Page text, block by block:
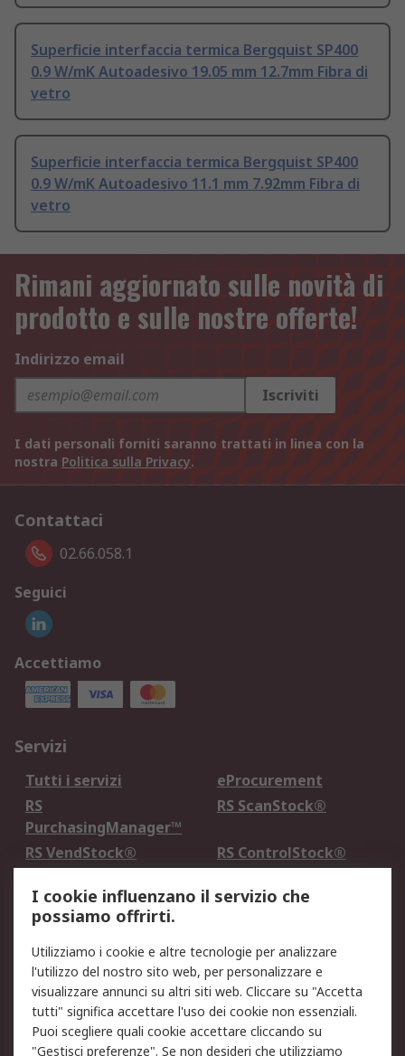
Superficie interfaccia termica Bergquist SP400
0.9 W/mK Autoadesivo 19.05 mm 12.7mm Fibra di
vetro
Superficie interfaccia termica Bergquist SP400
0.9 W/mK Autoadesivo 11.1 mm 7.92mm Fibra di
vetro
Rimani aggiornato sulle novità di
prodotto e sulle nostre offerte!
Indirizzo email
Iscriviti
I dati personali forniti saranno trattati in linea con la
nostra Politica sulla Privacy.
Contattaci
02.66.058.1
Seguici
Accettiamo
Servizi
Tutti i servizi
eProcurement
RS
PurchasingManager™
RS ScanStock®
RS VendStock®
RS ControlStock®
Legale
Informativa Cookie
Informativa Privacy -
Aggiornata
Email Security
Termini d'uso
Condizioni di vendita
Condizioni generali di
servizio
I cookie influenzano il servizio che
possiamo offrirti.
Utilizziamo i cookie e altre tecnologie per analizzare
l'utilizzo del nostro sito web, per personalizzare e
visualizzare annunci su altri siti web. Cliccare su "Accetta
tutti" significa accettare l'uso dei cookie non essenziali.
Puoi scegliere quali cookie accettare cliccando su
"Gestisci preferenze". Se non desideri che utilizziamo